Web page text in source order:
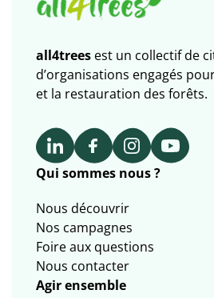
all4trees est un collectif de
d’organisations engagés
et la restauration des forêts.
Qui sommes nous ?
Nous découvrir
Nos campagnes
Foire aux questions
Nous contacter
Agir ensemble